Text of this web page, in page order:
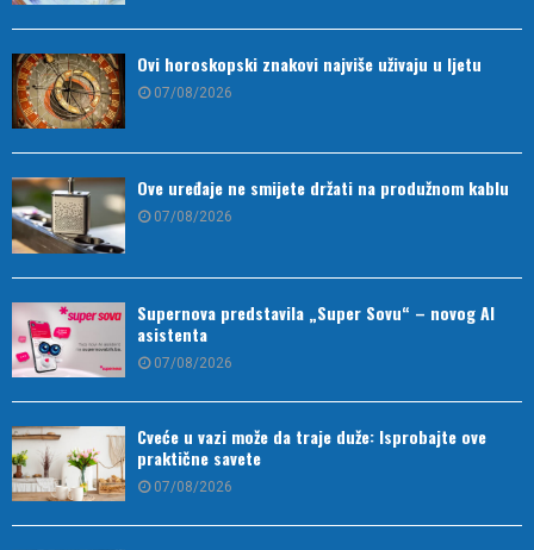
Ovi horoskopski znakovi najviše uživaju u ljetu
07/08/2026
Ove uređaje ne smijete držati na produžnom kablu
07/08/2026
Supernova predstavila „Super Sovu“ – novog AI
asistenta
07/08/2026
Cveće u vazi može da traje duže: Isprobajte ove
praktične savete
07/08/2026